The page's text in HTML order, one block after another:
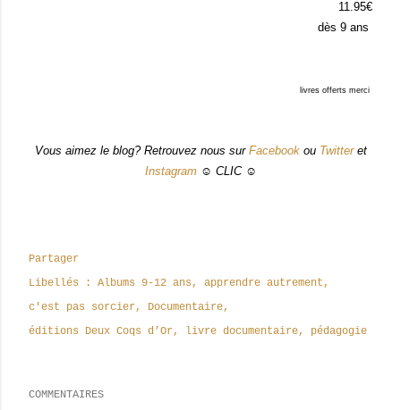
11.95€
dès 9 ans
livres offerts merci
Vous aimez le blog? Retrouvez nous sur Facebookou Twitteret
Instagram☺ CLIC ☺
Partager
Libellés :
Albums 9-12 ans
apprendre autrement
c'est pas sorcier
Documentaire
éditions Deux Coqs d’Or
livre documentaire pédagogie
COMMENTAIRES